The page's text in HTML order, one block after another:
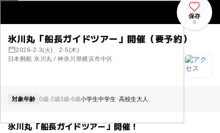
氷川丸「船長ガイドツアー」開催（要予約）
2026-2-3(火)、2-5(木)
日本郵船 氷川丸 / 神奈川県横浜市中区
保存
0
対象年齢 0歳-2歳3歳-6歳小学生中学生･高校生大人
氷川丸「船長ガイドツアー」開催！